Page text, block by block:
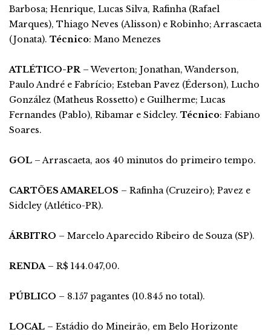
Barbosa; Henrique, Lucas Silva, Rafinha (Rafael
Marques), Thiago Neves (Alisson) e Robinho; Arrascaeta
(Jonata). Técnico: Mano Menezes
ATLÉTICO-PR– Weverton; Jonathan, Wanderson,
Paulo André e Fabrício; Esteban Pavez (Éderson), Lucho
González (Matheus Rossetto) e Guilherme; Lucas
Fernandes (Pablo), Ribamar e Sidcley. Técnico: Fabiano
Soares.
GOL – Arrascaeta, aos 40 minutos do primeiro tempo.
CARTÕES AMARELOS – Rafinha (Cruzeiro); Pavez e
Sidcley (Atlético-PR).
ÁRBITRO – Marcelo Aparecido Ribeiro de Souza (SP).
RENDA– R$ 144.047,00.
PÚBLICO – 8.157 pagantes (10.845 no total).
LOCAL – Estádio do Mineirão, em Belo Horizonte